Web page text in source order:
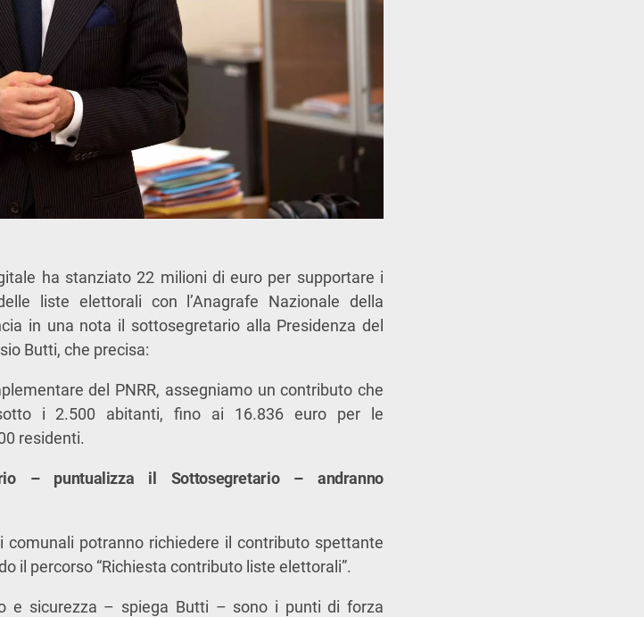
ha stanziato 22 milioni di euro per supportare i
liste elettorali con l’Anagrafe Nazionale della
in una nota il sottosegretario alla Presidenza del
Butti, che precisa:
del PNRR, assegniamo un contributo che
i 2.500 abitanti, fino ai 16.836 euro per le
residenti.
– puntualizza il Sottosegretario – andranno
potranno richiedere il contributo spettante
il percorso “Richiesta contributo liste elettorali”.
e sicurezza – spiega Butti – sono i punti di forza